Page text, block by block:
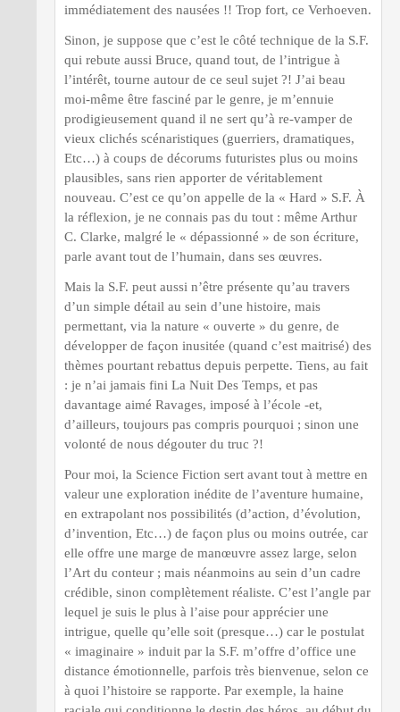
immédiatement des nausées !! Trop fort, ce Verhoeven.
Sinon, je suppose que c’est le côté technique de la S.F.
qui rebute aussi Bruce, quand tout, de l’intrigue à
l’intérêt, tourne autour de ce seul sujet ?! J’ai beau
moi-même être fasciné par le genre, je m’ennuie
prodigieusement quand il ne sert qu’à re-vamper de
vieux clichés scénaristiques (guerriers, dramatiques,
Etc…) à coups de décorums futuristes plus ou moins
plausibles, sans rien apporter de véritablement
nouveau. C’est ce qu’on appelle de la « Hard » S.F. À
la réflexion, je ne connais pas du tout : même Arthur
C. Clarke, malgré le « dépassionné » de son écriture,
parle avant tout de l’humain, dans ses œuvres.
Mais la S.F. peut aussi n’être présente qu’au travers
d’un simple détail au sein d’une histoire, mais
permettant, via la nature « ouverte » du genre, de
développer de façon inusitée (quand c’est maitrisé) des
thèmes pourtant rebattus depuis perpette. Tiens, au fait
: je n’ai jamais fini La Nuit Des Temps, et pas
davantage aimé Ravages, imposé à l’école -et,
d’ailleurs, toujours pas compris pourquoi ; sinon une
volonté de nous dégouter du truc ?!
Pour moi, la Science Fiction sert avant tout à mettre en
valeur une exploration inédite de l’aventure humaine,
en extrapolant nos possibilités (d’action, d’évolution,
d’invention, Etc…) de façon plus ou moins outrée, car
elle offre une marge de manœuvre assez large, selon
l’Art du conteur ; mais néanmoins au sein d’un cadre
crédible, sinon complètement réaliste. C’est l’angle par
lequel je suis le plus à l’aise pour apprécier une
intrigue, quelle qu’elle soit (presque…) car le postulat
« imaginaire » induit par la S.F. m’offre d’office une
distance émotionnelle, parfois très bienvenue, selon ce
à quoi l’histoire se rapporte. Par exemple, la haine